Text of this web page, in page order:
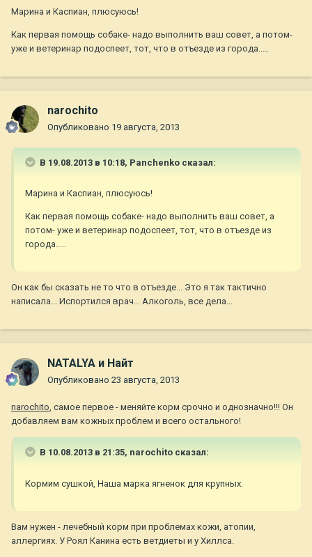
Марина и Каспиан, плюсуюсь!
Как первая помощь собаке- надо выполнить ваш совет, а потом-
уже и ветеринар подоспеет, тот, что в отъезде из города.....
narochito
Опубликовано 19 августа, 2013
В 19.08.2013 в 10:18, Panchenko сказал:
Марина и Каспиан, плюсуюсь!
Как первая помощь собаке- надо выполнить ваш совет, а
потом- уже и ветеринар подоспеет, тот, что в отъезде из
города.....
Он как бы сказать не то что в отъезде... Это я так тактично
написала... Испортился врач... Алкоголь, все дела...
NATALYA и Найт
Опубликовано 23 августа, 2013
narochito, самое первое - меняйте корм срочно и однозначно!!! Он
добавляем вам кожных проблем и всего остального!
В 10.08.2013 в 21:35, narochito сказал:
Кормим сушкой, Наша марка ягненок для крупных.
Вам нужен - лечебный корм при проблемах кожи, атопии,
аллергиях. У Роял Канина есть ветдиеты и у Хиллса.